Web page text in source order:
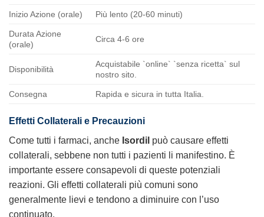
Inizio Azione (orale) Più lento (20-60 minuti)
Durata Azione
(orale)
Circa 4-6 ore
Disponibilità
Acquistabile `online` `senza ricetta` sul
nostro sito.
Consegna Rapida e sicura in tutta Italia.
Effetti Collaterali e Precauzioni
Come tutti i farmaci, anche Isordil può causare effetti
collaterali, sebbene non tutti i pazienti li manifestino. È
importante essere consapevoli di queste potenziali
reazioni. Gli effetti collaterali più comuni sono
generalmente lievi e tendono a diminuire con l’uso
continuato.